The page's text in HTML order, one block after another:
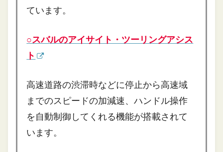
ています。
○スバルのアイサイト・ツーリングアシス
ト
高速道路の渋滞時などに停止から高速域
までのスピードの加減速、ハンドル操作
を自動制御してくれる機能が搭載されて
います。